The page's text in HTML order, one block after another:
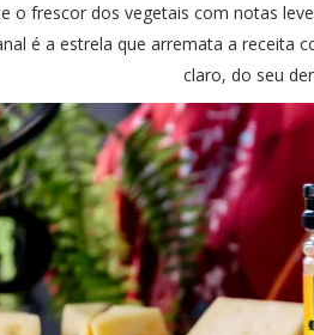
o frescor dos vegetais com notas
é a estrela que arremata a receita
claro, do seu